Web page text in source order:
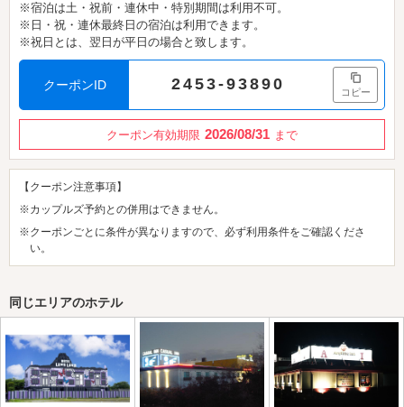
※宿泊は土・祝前・連休中・特別期間は利用不可。
※日・祝・連休最終日の宿泊は利用できます。
※祝日とは、翌日が平日の場合と致します。
クーポンID 2453-93890 コピー
クーポン有効期限 2026/08/31 まで
【クーポン注意事項】
※カップルズ予約との併用はできません。
※クーポンごとに条件が異なりますので、必ず利用条件をご確認くださ
い。
同じエリアのホテル